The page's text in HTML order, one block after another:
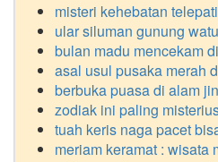
misteri kehebatan
ular siluman gunung
bulan madu mencekam
asal usul pusaka merah
berbuka puasa di alam jin
zodiak ini paling
tuah keris naga pacet
meriam keramat : wisata